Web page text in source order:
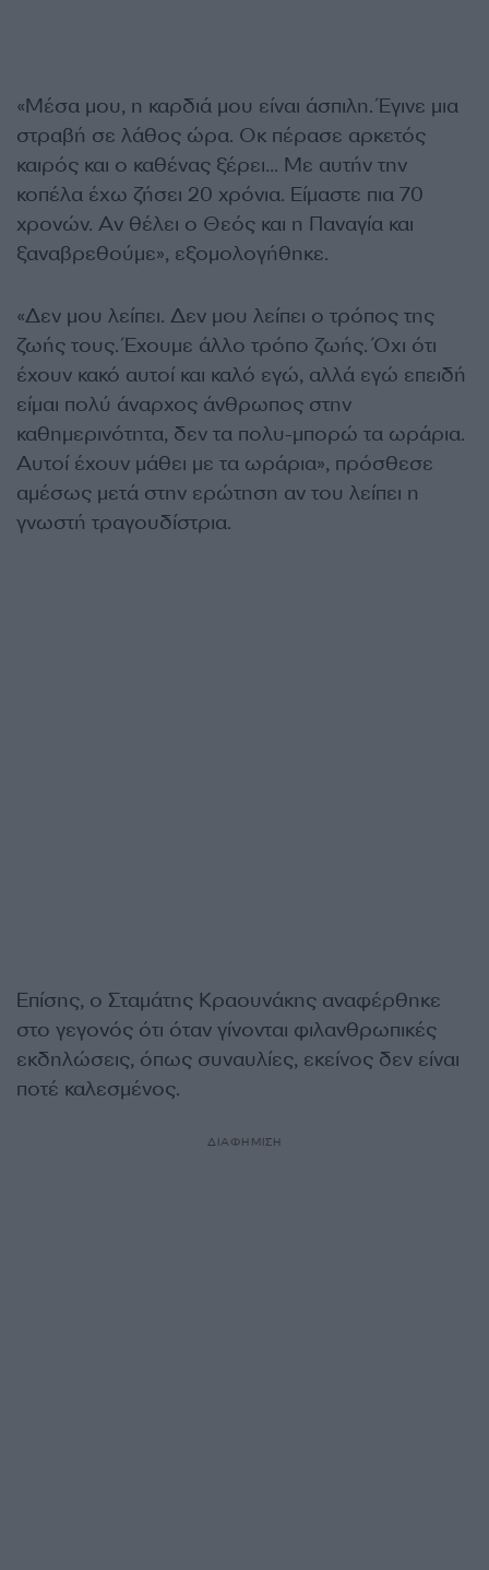
«Μέσα μου, η καρδιά μου είναι άσπιλη. Έγινε μια
στραβή σε λάθος ώρα. Οκ πέρασε αρκετός
καιρός και ο καθένας ξέρει… Με αυτήν την
κοπέλα έχω ζήσει 20 χρόνια. Είμαστε πια 70
χρονών. Αν θέλει ο Θεός και η Παναγία και
ξαναβρεθούμε», εξομολογήθηκε.
«Δεν μου λείπει. Δεν μου λείπει ο τρόπος της
ζωής τους. Έχουμε άλλο τρόπο ζωής. Όχι ότι
έχουν κακό αυτοί και καλό εγώ, αλλά εγώ επειδή
είμαι πολύ άναρχος άνθρωπος στην
καθημερινότητα, δεν τα πολυ-μπορώ τα ωράρια.
Αυτοί έχουν μάθει με τα ωράρια», πρόσθεσε
αμέσως μετά στην ερώτηση αν του λείπει η
γνωστή τραγουδίστρια.
Επίσης, ο Σταμάτης Κραουνάκης αναφέρθηκε
στο γεγονός ότι όταν γίνονται φιλανθρωπικές
εκδηλώσεις, όπως συναυλίες, εκείνος δεν είναι
ποτέ καλεσμένος.
ΔΙΑΦΗΜΙΣΗ